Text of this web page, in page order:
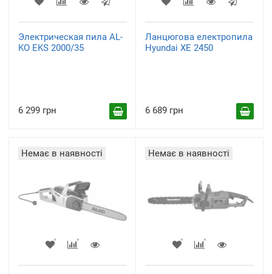
Электрическая пила AL-
KO EKS 2000/35
6 299 грн
Ланцюгова електропила
Hyundai XE 2450
6 689 грн
Немає в наявності Немає в наявності